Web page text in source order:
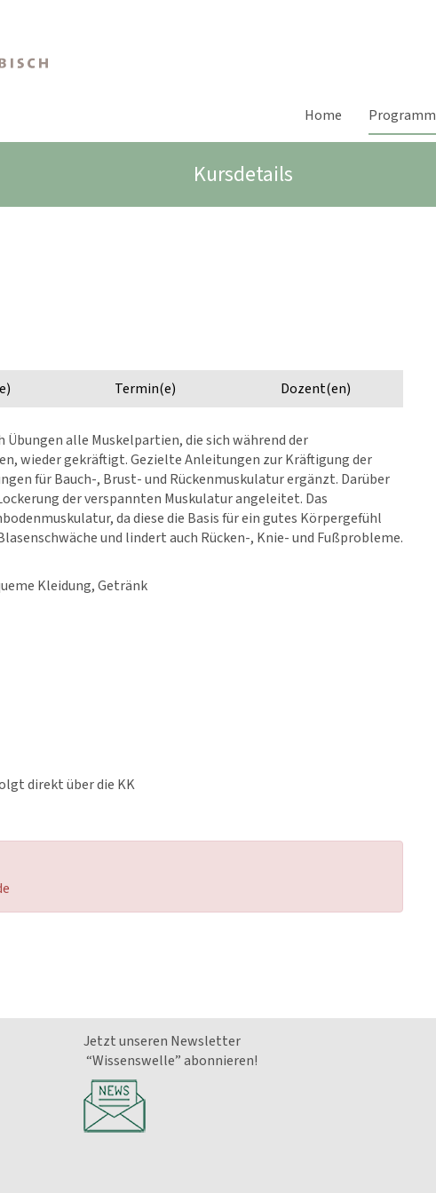
Home
Programm
Kursdetails
Termin(e) Dozent(en)
alle Muskelpartien, die sich während der
wieder gekräftigt. Gezielte Anleitungen zur Kräftigung der
für Bauch-, Brust- und Rückenmuskulatur ergänzt. Darüber
der verspannten Muskulatur angeleitet. Das
da diese die Basis für ein gutes Körpergefühl
und lindert auch Rücken-, Knie- und Fußprobleme.
Kleidung, Getränk
direkt über die KK
Jetzt unseren Newsletter
“Wissenswelle” abonnieren!